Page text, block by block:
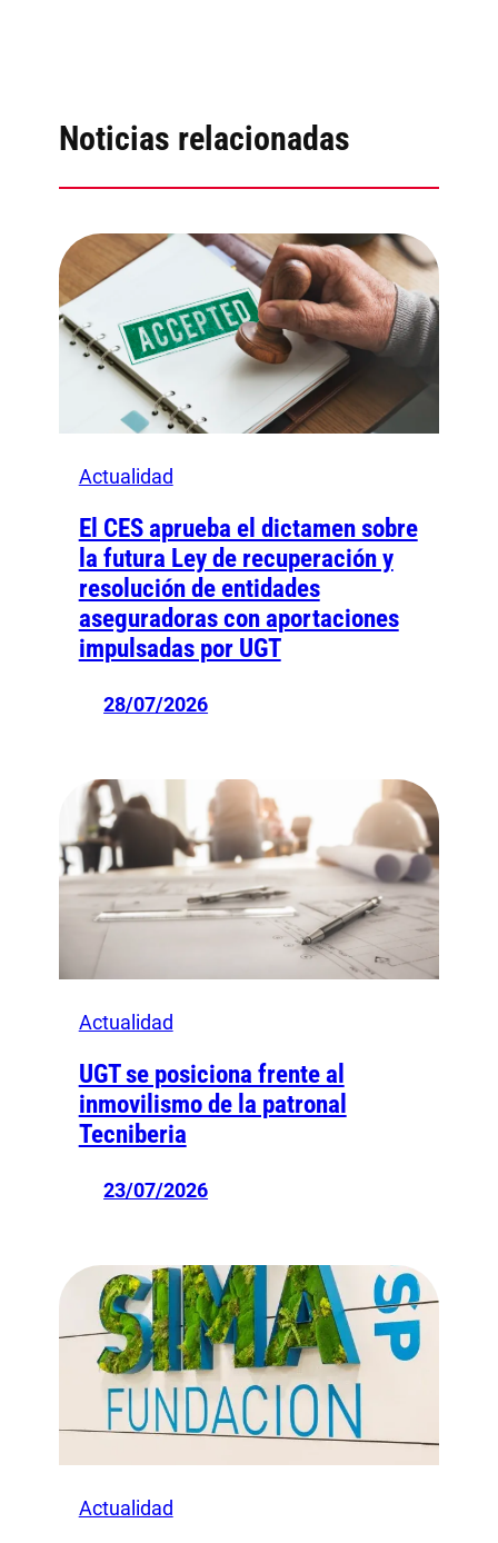
Noticias relacionadas
Actualidad
El CES aprueba el dictamen sobre
la futura Ley de recuperación y
resolución de entidades
aseguradoras con aportaciones
impulsadas por UGT
28/07/2026
Actualidad
UGT se posiciona frente al
inmovilismo de la patronal
Tecniberia
23/07/2026
Actualidad